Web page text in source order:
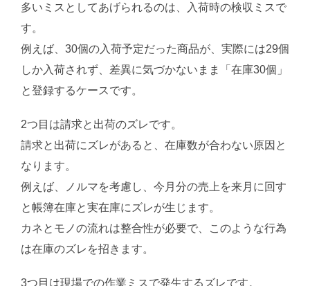
多いミスとしてあげられるのは、入荷時の検収ミスで
す。
例えば、30個の入荷予定だった商品が、実際には29個
しか入荷されず、差異に気づかないまま「在庫30個」
と登録するケースです。
2つ目は請求と出荷のズレです。
請求と出荷にズレがあると、在庫数が合わない原因と
なります。
例えば、ノルマを考慮し、今月分の売上を来月に回す
と帳簿在庫と実在庫にズレが生じます。
カネとモノの流れは整合性が必要で、このような行為
は在庫のズレを招きます。
3つ目は現場での作業ミスで発生するズレです。